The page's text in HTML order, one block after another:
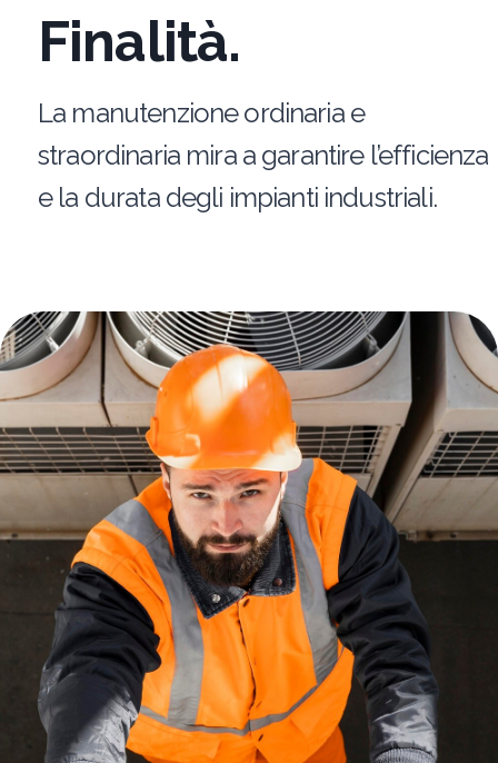
Finalità.
La manutenzione ordinaria e
straordinaria mira a garantire l’efficienza
e la durata degli impianti industriali.